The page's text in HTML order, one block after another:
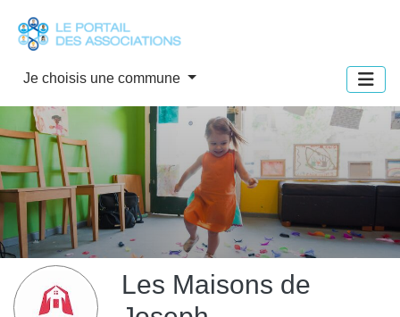
Je choisis une commune
Les Maisons de